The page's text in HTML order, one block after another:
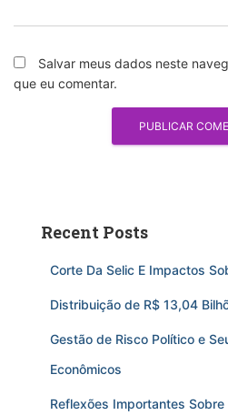
Salvar meus dados neste
que eu comentar.
Recent Posts
Corte Da Selic E Impactos
Distribuição de R$ 13,04
Gestão de Risco Político e
Econômicos
Reflexões Importantes